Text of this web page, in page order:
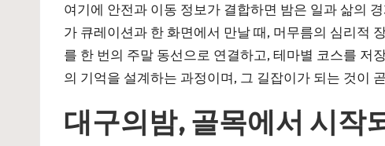
여기에 안전과 이동 정보가 결합하면 밤은 일과 삶의
가 큐레이션과 한 화면에서 만날 때, 머무름의 심리적
를 한 번의 주말 동선으로 연결하고, 테마별 코스를 저
의 기억을 설계하는 과정이며, 그 길잡이가 되는 것이
대구의밤, 골목에서 시작